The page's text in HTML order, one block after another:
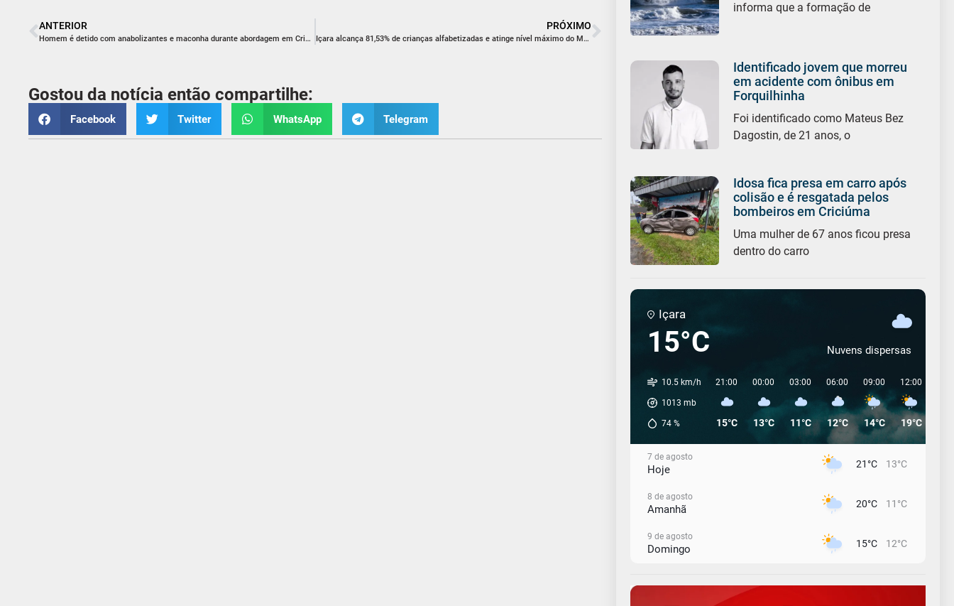
ANTERIOR
Homem é detido com anabolizantes e maconha durante abordagem em Criciúma
PRÓXIMO
Içara alcança 81,53% de crianças alfabetizadas e atinge nível máximo do MEC
Gostou da notícia então compartilhe:
Facebook Twitter WhatsApp Telegram
informa que a formação de
Identificado jovem que morreu
em acidente com ônibus em
Forquilhinha
Foi identificado como Mateus Bez
Dagostin, de 21 anos, o
Idosa fica presa em carro após
colisão e é resgatada pelos
bombeiros em Criciúma
Uma mulher de 67 anos ficou presa
dentro do carro
Içara
15°C Nuvens dispersas
10.5 km/h
1013 mb
74%
21:00
15°C
00:00
13°C
03:00
11°C
06:00
12°C
09:00
14°C
12:00
19°C
7 de agosto
Hoje 21°C 13°C
8 de agosto
Amanhã 20°C 11°C
9 de agosto
Domingo 15°C 12°C
Segunda-Feira 14°C 10°C